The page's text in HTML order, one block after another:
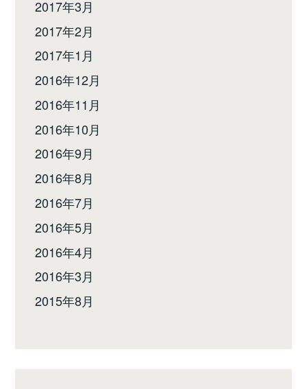
2017年3月
2017年2月
2017年1月
2016年12月
2016年11月
2016年10月
2016年9月
2016年8月
2016年7月
2016年5月
2016年4月
2016年3月
2015年8月